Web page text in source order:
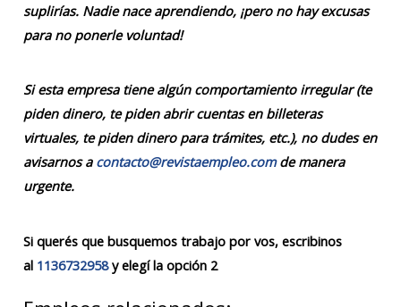
suplirías. Nadie nace aprendiendo, ¡pero no hay excusas
para no ponerle voluntad!
Si esta empresa tiene algún comportamiento irregular (te
piden dinero, te piden abrir cuentas en billeteras
virtuales, te piden dinero para trámites, etc.), no dudes en
avisarnos a contacto@revistaempleo.comde manera
urgente.
Si querés que busquemos trabajo por vos, escribinos
al 1136732958y elegí la opción 2